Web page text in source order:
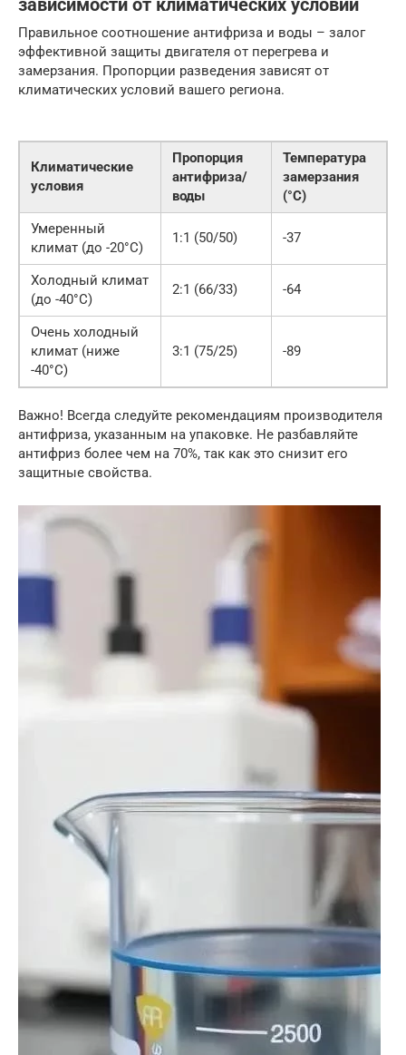
зависимости от климатических условий
Правильное соотношение антифриза и воды – залог
эффективной защиты двигателя от перегрева и
замерзания. Пропорции разведения зависят от
климатических условий вашего региона.
Климатические
условия
Пропорция
антифриза/
воды
Температура
замерзания
(°C)
Умеренный
климат (до -20°C)
1:1 (50/50) -37
Холодный климат
(до -40°C)
2:1 (66/33) -64
Очень холодный
климат (ниже
-40°C)
3:1 (75/25) -89
Важно! Всегда следуйте рекомендациям производителя
антифриза, указанным на упаковке. Не разбавляйте
антифриз более чем на 70%, так как это снизит его
защитные свойства.